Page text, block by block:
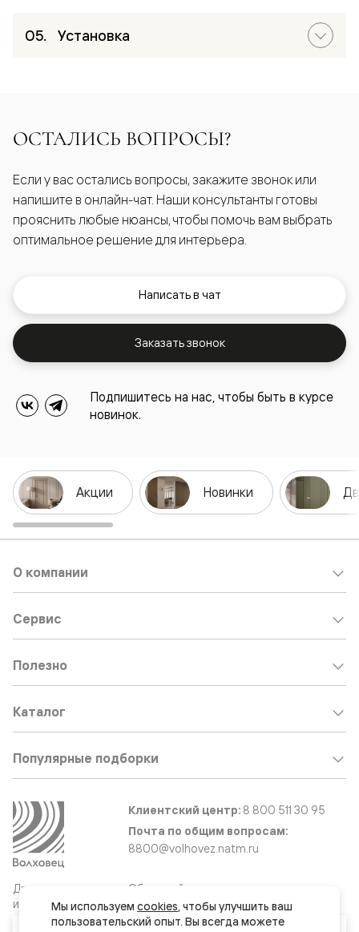
Установка
ОСТАЛИСЬ ВОПРОСЫ?
Если у вас остались вопросы, закажите звонок или
напишите в онлайн-чат. Наши консультанты готовы
прояснить любые нюансы, чтобы помочь вам выбрать
оптимальное решение для интерьера.
Написать в чат
Заказать звонок
Подпишитесь на нас, чтобы быть в курсе
новинок.
Акции Новинки
Двери
и интерьерные
решения
О компании
Сервис
Полезно
Каталог
Популярные подборки
Клиентский центр: 8 800 511 30 95
Почта по общим вопросам:
8800@volhovez.natm.ru
Обратный звонок
Мы используем cookies, чтобы улучшить ваш
пользовательский опыт. Вы всегда можете